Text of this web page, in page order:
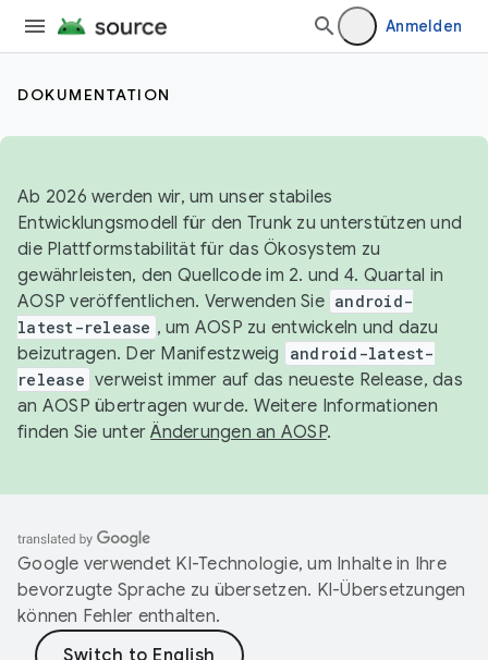
Anmelden
DOKUMENTATION
Ab 2026 werden wir, um unser stabiles
Entwicklungsmodell für den Trunk zu unterstützen und
die Plattformstabilität für das Ökosystem zu
gewährleisten, den Quellcode im 2. und 4. Quartal in
AOSP veröffentlichen. Verwenden Sie android-
latest-release , um AOSP zu entwickeln und dazu
beizutragen. Der Manifestzweig
android-latest-
release verweist immer auf das neueste Release, das
an AOSP übertragen wurde. Weitere Informationen
finden Sie unterÄnderungen an AOSP.
Google verwendet KI-Technologie, um Inhalte in Ihre
bevorzugte Sprache zu übersetzen. KI-Übersetzungen
können Fehler enthalten.